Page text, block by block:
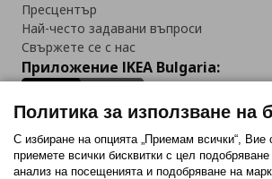
Пресцентър
Най-често задавани въпроси
Свържете се с нас
Приложение IKEA Bulgaria:
Последвайте ни:
Политика за използване на
С избиране на опцията „Приемам всички“, Вие
приемете всички бисквитки с цел подобряване
анализ на посещенията и подобряване на